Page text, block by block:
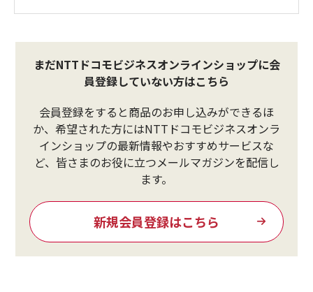
まだNTTドコモビジネスオンラインショップに会
員登録していない方はこちら
会員登録をすると商品のお申し込みができるほ
か、希望された方にはNTTドコモビジネスオンラ
インショップの最新情報やおすすめサービスな
ど、皆さまのお役に立つメールマガジンを配信し
ます。
新規会員登録はこちら